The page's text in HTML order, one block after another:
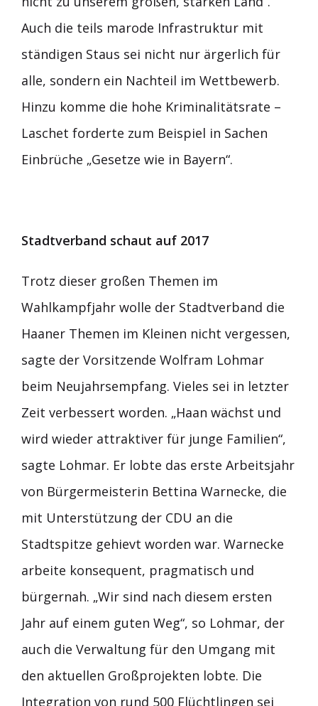
Auch die teils marode Infrastruktur mit
ständigen Staus sei nicht nur ärgerlich für
alle, sondern ein Nachteil im Wettbewerb.
Hinzu komme die hohe Kriminalitätsrate –
Laschet forderte zum Beispiel in Sachen
Einbrüche „Gesetze wie in Bayern“.
Stadtverband schaut auf 2017
Trotz dieser großen Themen im
Wahlkampfjahr wolle der Stadtverband die
Haaner Themen im Kleinen nicht vergessen,
sagte der Vorsitzende Wolfram Lohmar
beim Neujahrsempfang. Vieles sei in letzter
Zeit verbessert worden. „Haan wächst und
wird wieder attraktiver für junge Familien“,
sagte Lohmar. Er lobte das erste Arbeitsjahr
von Bürgermeisterin Bettina Warnecke, die
mit Unterstützung der CDU an die
Stadtspitze gehievt worden war. Warnecke
arbeite konsequent, pragmatisch und
bürgernah. „Wir sind nach diesem ersten
Jahr auf einem guten Weg“, so Lohmar, der
auch die Verwaltung für den Umgang mit
den aktuellen Großprojekten lobte. Die
Integration von rund 500 Flüchtlingen sei